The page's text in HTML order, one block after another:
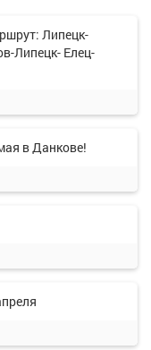
Липецк-
Липецк- Елец-
в Данкове!